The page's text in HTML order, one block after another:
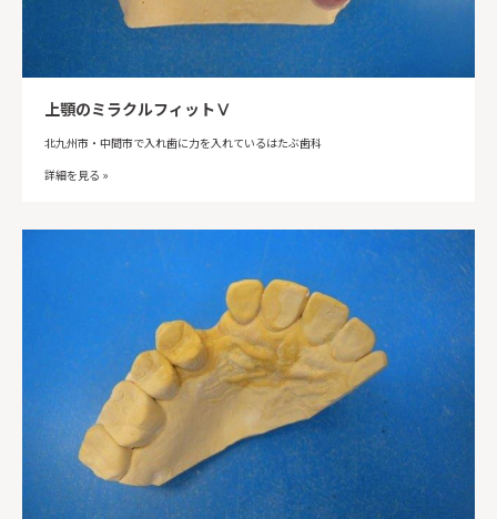
上顎のミラクルフィットⅤ
北九州市・中間市で入れ歯に力を入れているはたぶ歯科
詳細を見る »